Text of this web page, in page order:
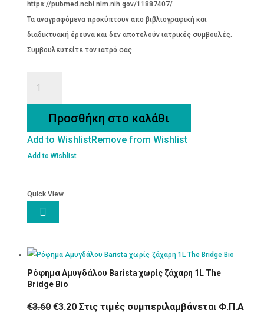
https://pubmed.ncbi.nlm.nih.gov/11887407/
Τα αναγραφόμενα προκύπτουν απο βιβλιογραφική και
διαδικτυακή έρευνα και δεν αποτελούν ιατρικές συμβουλές.
Συμβουλευτείτε τον ιατρό σας.
Προσθήκη στο καλάθι
Add to WishlistRemove from Wishlist
Add to Wishlist
Quick View

Ρόφημα Αμυγδάλου Barista χωρίς ζάχαρη 1L The
Bridge Bio
€3.60 Original
€3.20ΗΣτις τιμές συμπεριλαμβάνεται Φ.Π.Α